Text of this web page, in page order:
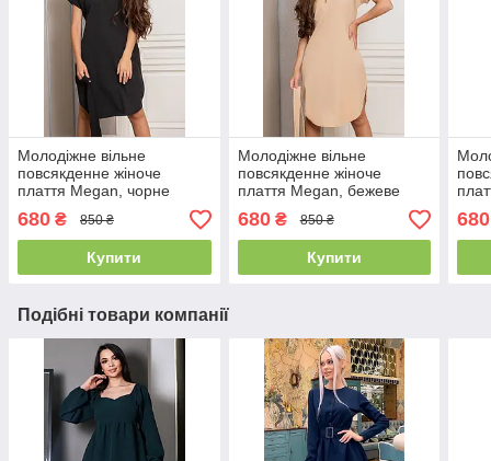
Молодіжне вільне
повсякденне жіноче
плаття Megan, чорне
680 ₴ 850 ₴
Купити
Молодіжне вільне
повсякденне жіноче
плаття Megan, бежеве
680₴ 850 ₴
Купити
680
Подібні товари компанії